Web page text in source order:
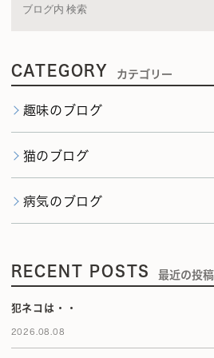
CATEGORY カテゴリー
趣味のブログ
猫のブログ
病気のブログ
RECENT POSTS 最近の投稿
犯ネコは・・
2026.08.08